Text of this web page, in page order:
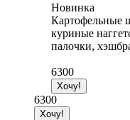
Новинка
Картофельные
куриные
палочки,
6300
6300